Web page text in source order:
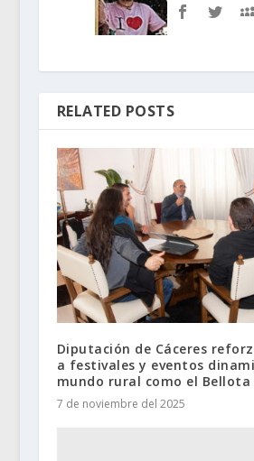
RELATED POSTS
Diputación de Cáceres
a festivales y eventos
mundo rural como el Bellota
7 de noviembre del 2025